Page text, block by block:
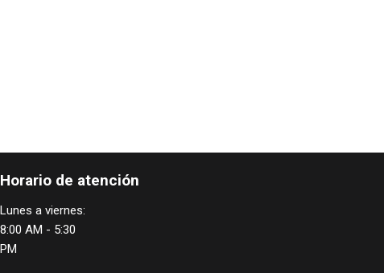
Horario de atención
Lunes a viernes:
8:00 AM - 5:30
PM